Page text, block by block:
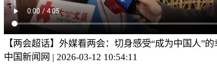
【两会超话】外媒看两会：切身感受“成为中国人”的
中国新闻网 | 2026-03-12 10:54:11